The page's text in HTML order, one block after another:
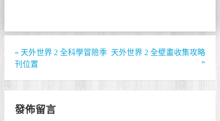
« 天外世界 2 全科學冒險季
刊位置
天外世界 2 全壁畫收集攻略
»
發佈留言